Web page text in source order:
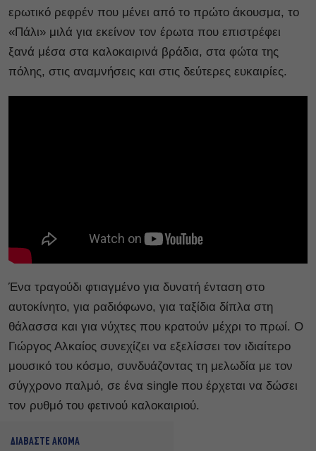
ερωτικό ρεφρέν που μένει από το πρώτο άκουσμα, το
«Πάλι» μιλά για εκείνον τον έρωτα που επιστρέφει
ξανά μέσα στα καλοκαιρινά βράδια, στα φώτα της
πόλης, στις αναμνήσεις και στις δεύτερες ευκαιρίες.
Ένα τραγούδι φτιαγμένο για δυνατή ένταση στο
αυτοκίνητο, για ραδιόφωνο, για ταξίδια δίπλα στη
θάλασσα και για νύχτες που κρατούν μέχρι το πρωί. Ο
Γιώργος Αλκαίος συνεχίζει να εξελίσσει τον ιδιαίτερο
μουσικό του κόσμο, συνδυάζοντας τη μελωδία με τον
σύγχρονο παλμό, σε ένα single που έρχεται να δώσει
τον ρυθμό του φετινού καλοκαιριού.
ΔΙΑΒΑΣΤΕ ΑΚΟΜΑ